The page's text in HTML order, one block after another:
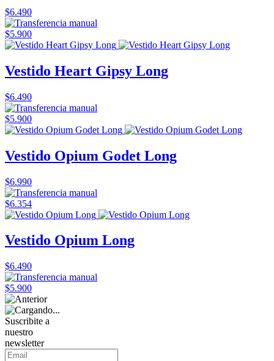
$6.490
$5.900
Vestido Heart Gipsy Long
$6.490
$5.900
Vestido Opium Godet Long
$6.990
$6.354
Vestido Opium Long
$6.490
$5.900
Suscribite a
nuestro
newsletter